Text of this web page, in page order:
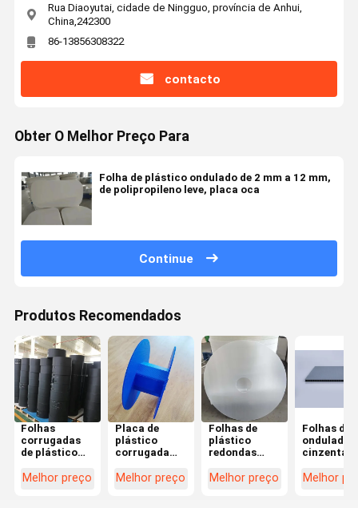
Rua Diaoyutai, cidade de Ningguo, província de Anhui,
China,242300
86-13856308322
contacto
Obter O Melhor Preço Para
Folha de plástico ondulado de 2 mm a 12 mm,
de polipropileno leve, placa oca
Continue
Produtos Recomendados
Folhas
corrugadas
de plástico
resistentes à
Melhor preço
Placa de
plástico
corrugada
2 mm - 20 mm
Melhor preço
Folhas de
plástico
redondas
Folhas de
Melhor preço
Folhas de
onduladas
cinzentas
aos raios
Melhor